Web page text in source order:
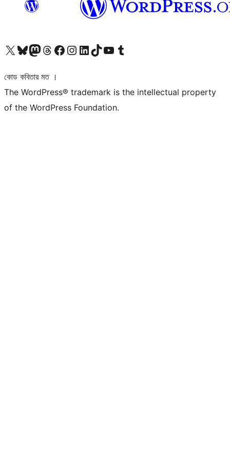
আমাদের X (আগের টুইটার) অ্যাকাউন্টে যানআমাদের Bluesky অ্যাকাউন্টটি দেখুনআমাদের মাস্টোডন অ্যাকাউন্টটি দেখুনআমাদের থ্রেডস অ্যাকাউন্টটি দেখুনআমাদের ফেসবুক পেজ দেখুনআমাদের ইন্সটাগ্রাম অ্যাকাউন্ট দেখুনআমাদের লিঙ্কডইন অ্যাকাউন্টে যানআমাদের TikTok অ্যাকাউন্টটি দেখুনআমাদের ইউটিউব চ্যানেলে যান আমাদের টাম্বলার অ্যাকাউন্ট দেখুন
কোড কবিতার মত ।
The WordPress® trademark is the intellectual property
of the WordPress Foundation.